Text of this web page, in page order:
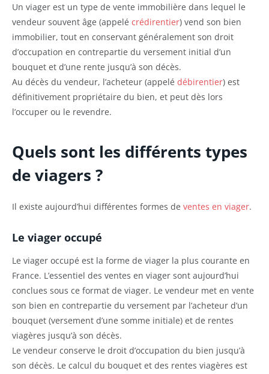
Un viager est un type de vente immobilière dans lequel le
vendeur souvent âge (appelé crédirentier) vend son bien
immobilier, tout en conservant généralement son droit
d’occupation en contrepartie du versement initial d’un
bouquet et d’une rente jusqu’à son décès.
Au décès du vendeur, l’acheteur (appelé débirentier) est
définitivement propriétaire du bien, et peut dès lors
l’occuper ou le revendre.
Quels sont les différents types
de viagers ?
Il existe aujourd’hui différentes formes de ventes en viager.
Le viager occupé
Le viager occupé est la forme de viager la plus courante en
France. L’essentiel des ventes en viager sont aujourd’hui
conclues sous ce format de viager. Le vendeur met en vente
son bien en contrepartie du versement par l’acheteur d’un
bouquet (versement d’une somme initiale) et de rentes
viagères jusqu’à son décès.
Le vendeur conserve le droit d’occupation du bien jusqu’à
son décès. Le calcul du bouquet et des rentes viagères est